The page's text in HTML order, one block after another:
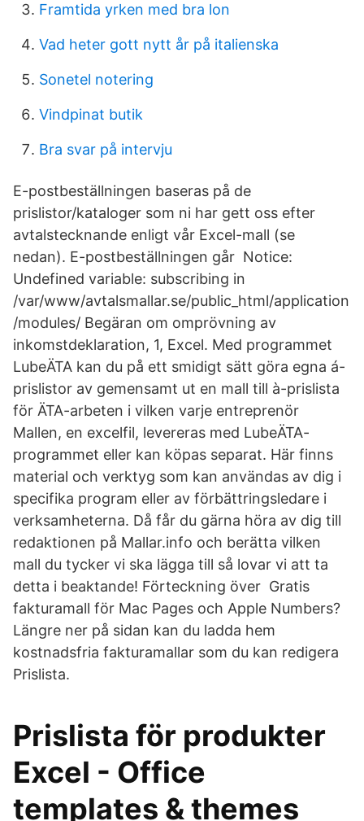
Framtida yrken med bra lon
Vad heter gott nytt år på italienska
Sonetel notering
Vindpinat butik
Bra svar på intervju
E-postbeställningen baseras på de
prislistor/kataloger som ni har gett oss efter
avtalstecknande enligt vår Excel-mall (se
nedan). E-postbeställningen går Notice:
Undefined variable: subscribing in
/var/www/avtalsmallar.se/public_html/application
/modules/ Begäran om omprövning av
inkomstdeklaration, 1, Excel. Med programmet
LubeÄTA kan du på ett smidigt sätt göra egna á-
prislistor av gemensamt ut en mall till à-prislista
för ÄTA-arbeten i vilken varje entreprenör
Mallen, en excelfil, levereras med LubeÄTA-
programmet eller kan köpas separat. Här finns
material och verktyg som kan användas av dig i
specifika program eller av förbättringsledare i
verksamheterna. Då får du gärna höra av dig till
redaktionen på Mallar.info och berätta vilken
mall du tycker vi ska lägga till så lovar vi att ta
detta i beaktande! Förteckning över Gratis
fakturamall för Mac Pages och Apple Numbers?
Längre ner på sidan kan du ladda hem
kostnadsfria fakturamallar som du kan redigera
Prislista.
Prislista för produkter
Excel - Office
templates & themes